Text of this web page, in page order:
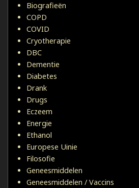
Biografieën
COPD
COVID
Cryotherapie
DBC
Dementie
Diabetes
Drank
Drugs
Eczeem
Energie
Ethanol
Europese Uinie
Filosofie
Geneesmiddelen
Geneesmiddelen / Vaccins